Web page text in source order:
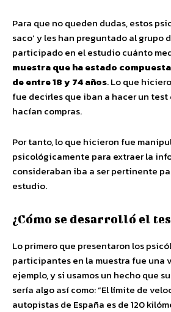
Para que no queden dudas, estos
saco’ y les han preguntado al grupo
participado en el estudio cuánto
muestra que ha estado
de entre 18 y 74 años. Lo que
fue decirles que iban a hacer un
hacían compras.
Por tanto, lo que hicieron fue
psicológicamente para extraer la
consideraban iba a ser pertinente
estudio.
¿Cómo se desarrolló el
Lo primero que presentaron los
participantes en la muestra fue una
ejemplo, y si usamos un hecho que
sería algo así como: “El límite de
autopistas de España es de 120